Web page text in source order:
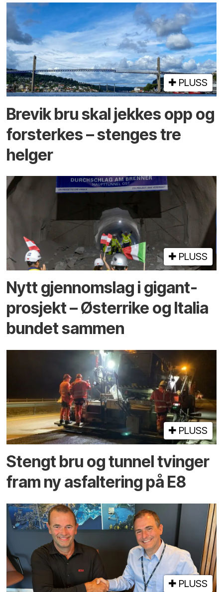
PLUSS
Brevik bru skal jekkes opp og
forsterkes – stenges tre
helger
PLUSS
Nytt gjennomslag i gigant­
prosjekt – Østerrike og Italia
bundet sammen
PLUSS
Stengt bru og tunnel tvinger
fram ny asfaltering på E8
PLUSS